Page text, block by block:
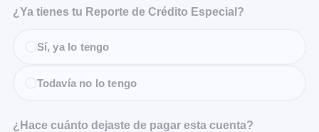
¿Ya tienes tu Reporte de Crédito Especial?
Sí, ya lo tengo
Todavía no lo tengo
¿Hace cuánto dejaste de pagar esta cuenta?